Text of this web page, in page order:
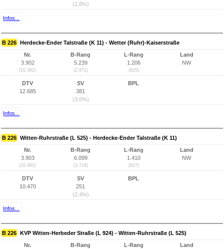
(2,8%)
Infos...
B 226 Herdecke-Ender Talstraße (K 11) - Wetter (Ruhr)-Kaiserstraße
Nr.
3.902
(10.392)
B-Rang
5.239
(2.871)
L-Rang
1.206
(625)
Land
NW
DTV
12.685
SV
381
(3,0%)
BPL
Infos...
B 226 Witten-Ruhrstraße (L 525) - Herdecke-Ender Talstraße (K 11)
Nr.
3.903
(10.391)
B-Rang
6.099
(3.718)
L-Rang
1.410
(827)
Land
NW
DTV
10.470
SV
251
(2,4%)
BPL
Infos...
B 226 KVP Witten-Herbeder Straße (L 924) - Witten-Ruhrstraße (L 525)
Nr.
B-Rang
L-Rang
Land